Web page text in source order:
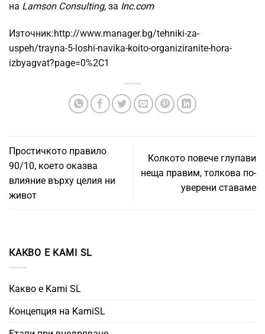
на Lamson Consulting, за Inc.com
Източник:http://www.manager.bg/tehniki-za-
uspeh/trayna-5-loshi-navika-koito-organiziranite-hora-
izbyagvat?page=0%2C1
Простичкото правило
90/10, което оказва
влияние върху целия ни
живот
Колкото повече глупави
неща правим, толкова по-
уверени ставаме
КАКВО Е KAMI SL
Какво е Kami SL
Концепция на KamiSL